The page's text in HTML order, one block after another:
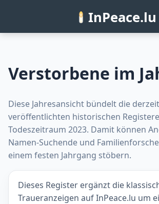
InPeace.lu
Verstorbene im
Diese Jahresansicht bündelt die derzeit
veröffentlichten historischen
Todeszeitraum 2023. Damit können
Namen-Suchende und
einem festen Jahrgang stöbern.
Dieses Register ergänzt die
Traueranzeigen auf InPeace.lu um